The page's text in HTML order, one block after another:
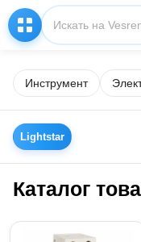
Инструмент
Lightstar
Каталог